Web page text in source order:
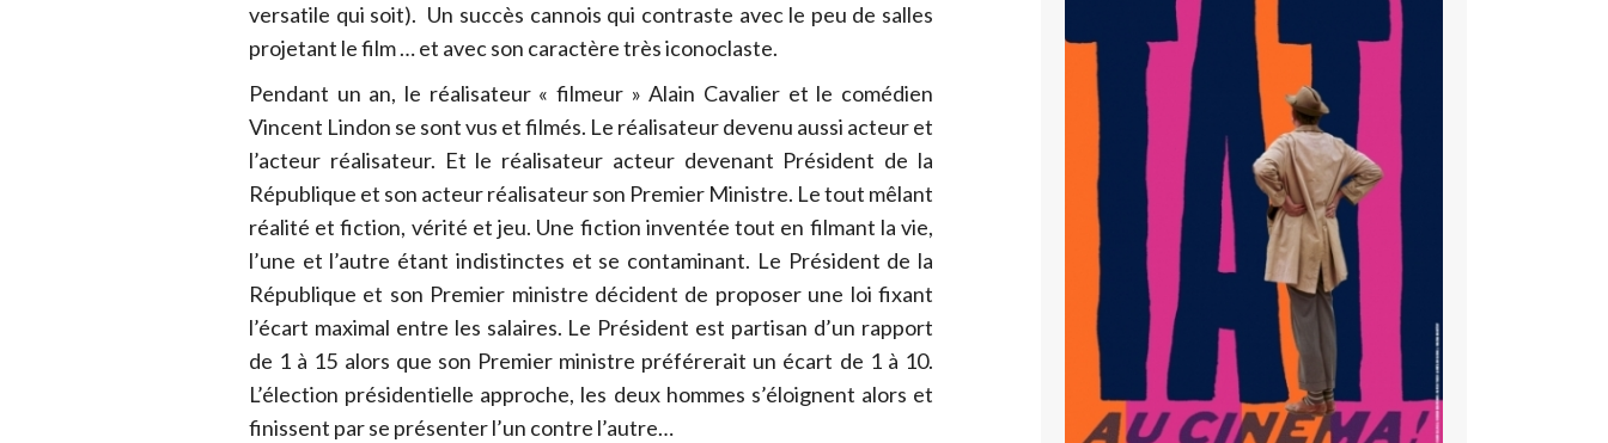
versatile qui soit). Un succès cannois qui contraste avec le peu de salles
projetant le film … et avec son caractère très iconoclaste.
Pendant un an, le réalisateur « filmeur » Alain Cavalier et le comédien
Vincent Lindon se sont vus et filmés. Le réalisateur devenu aussi acteur et
l’acteur réalisateur. Et le réalisateur acteur devenant Président de la
République et son acteur réalisateur son Premier Ministre. Le tout mêlant
réalité et fiction, vérité et jeu. Une fiction inventée tout en filmant la vie,
l’une et l’autre étant indistinctes et se contaminant. Le Président de la
République et son Premier ministre décident de proposer une loi fixant
l’écart maximal entre les salaires. Le Président est partisan d’un rapport
de 1 à 15 alors que son Premier ministre préférerait un écart de 1 à 10.
L’élection présidentielle approche, les deux hommes s’éloignent alors et
finissent par se présenter l’un contre l’autre…